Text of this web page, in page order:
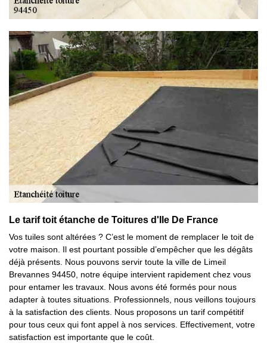
Le tarif toit étanche de Toitures d'Ile De France
Vos tuiles sont altérées ? C’est le moment de remplacer le toit de
votre maison. Il est pourtant possible d’empêcher que les dégâts
déjà présents. Nous pouvons servir toute la ville de Limeil
Brevannes 94450, notre équipe intervient rapidement chez vous
pour entamer les travaux. Nous avons été formés pour nous
adapter à toutes situations. Professionnels, nous veillons toujours
à la satisfaction des clients. Nous proposons un tarif compétitif
pour tous ceux qui font appel à nos services. Effectivement, votre
satisfaction est importante que le coût.